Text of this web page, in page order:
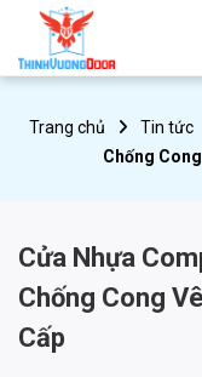
Trang chủ Tin tức
Chống
Cửa Nhựa
Chống Cong
Cấp